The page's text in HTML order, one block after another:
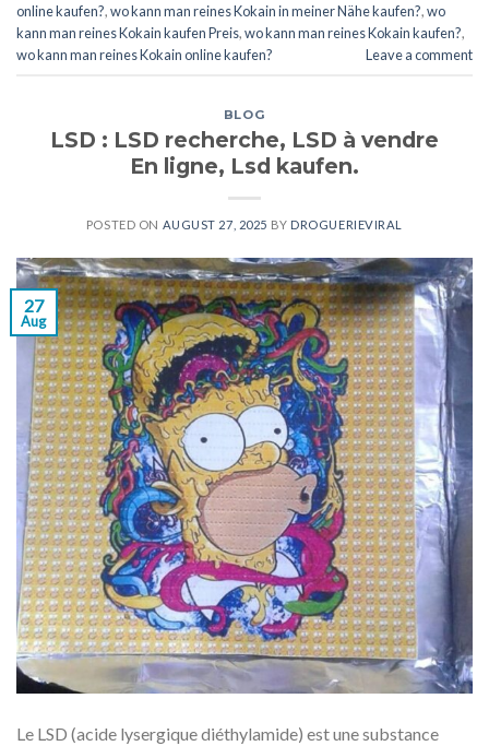
online kaufen?,wo kann man reines Kokain in meiner Nähe kaufen?,wo
kann man reines Kokain kaufen Preis,wo kann man reines Kokain kaufen?,
wo kann man reines Kokain online kaufen?
Leave a comment
BLOG
LSD : LSD recherche, LSD à vendre
En ligne, Lsd kaufen.
POSTED ON AUGUST 27, 2025 BY DROGUERIEVIRAL
27
Aug
Le LSD (acide lysergique diéthylamide) est une substance